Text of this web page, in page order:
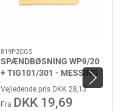
819P2CGS
SPÆNDBØSNING WP9/20
+ TIG101/301 - MESSING
HD
Vejledende pris DKK 28,13
Fra DKK 19,69